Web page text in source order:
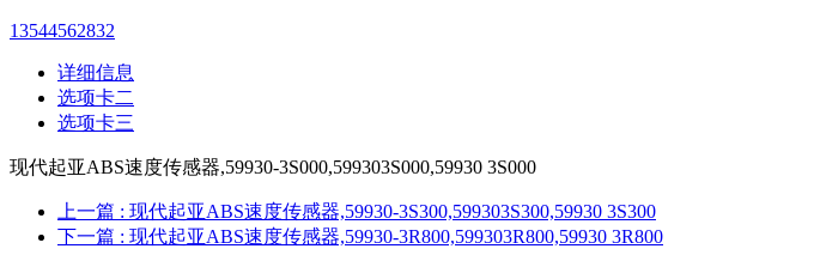
13544562832
详细信息
选项卡二
选项卡三
现代起亚ABS速度传感器,59930-3S000,599303S000,59930 3S000
上一篇 : 现代起亚ABS速度传感器,59930-3S300,599303S300,59930 3S300
下一篇 : 现代起亚ABS速度传感器,59930-3R800,599303R800,59930 3R800